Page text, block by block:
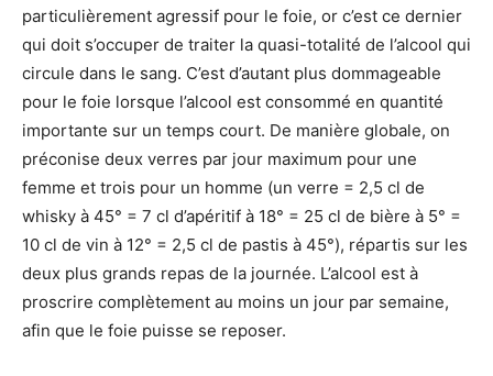
particulièrement agressif pour le foie, or c’est ce dernier
qui doit s’occuper de traiter la quasi-totalité de l’alcool qui
circule dans le sang. C’est d’autant plus dommageable
pour le foie lorsque l’alcool est consommé en quantité
importante sur un temps court. De manière globale, on
préconise deux verres par jour maximum pour une
femme et trois pour un homme (un verre = 2,5 cl de
whisky à 45° = 7 cl d’apéritif à 18° = 25 cl de bière à 5° =
10 cl de vin à 12° = 2,5 cl de pastis à 45°), répartis sur les
deux plus grands repas de la journée. L’alcool est à
proscrire complètement au moins un jour par semaine,
afin que le foie puisse se reposer.